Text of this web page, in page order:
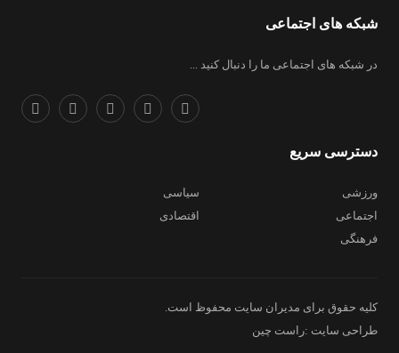
شبکه های اجتماعی
در شبکه های اجتماعی ما را دنبال کنید ...
دسترسی سریع
ورزشی
سیاسی
اجتماعی
اقتصادی
فرهنگی
کلیه حقوق برای مدیران سایت محفوظ است.
طراحی سایت :راست چین